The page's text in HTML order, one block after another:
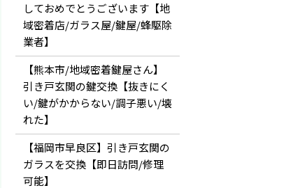
しておめでとうございます【地
域密着店/ガラス屋/鍵屋/蜂駆除
業者】
【熊本市/地域密着鍵屋さん】
引き戸玄関の鍵交換【抜きにく
い/鍵がかからない/調子悪い/壊
れた】
【福岡市早良区】引き戸玄関の
ガラスを交換【即日訪問/修理
可能】